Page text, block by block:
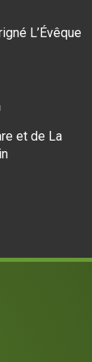
L’Évêque
et de La